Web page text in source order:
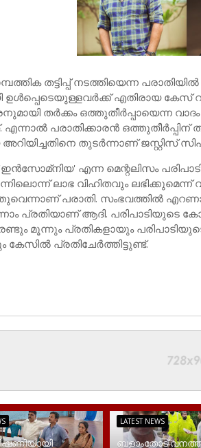
തട്ടിപ്പ് നടത്തിയെന്ന
ഉൾപ്പെടെയുള്ളവർക്ക് എതിരായ കേസ്
തർക്കം ഒത്തുതീർപ്പായെന്ന
എന്നാൽ പരാതിക്കാരൻ
തുടർന്നാണ് ജസ്റ്റിസ്
എന്ന മെന്റലിസം
ലാഭ വിഹിതവും ലഭിക്കുമെന്ന്
പരാതി. സംഭവത്തിൽ
പ്രതിയാണ് ആദി.
മൂന്നും പ്രതികളായും
കേസിൽ പ്രതിചേർത്തിട്ടുണ്ട്.
LATEST NEWS
ബളാംതോട്